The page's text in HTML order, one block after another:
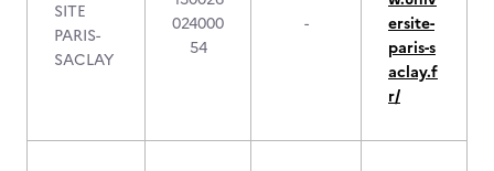
SITE
PARIS-
SACLAY
024000
54
-
ersite-
paris-s
aclay.f
r/